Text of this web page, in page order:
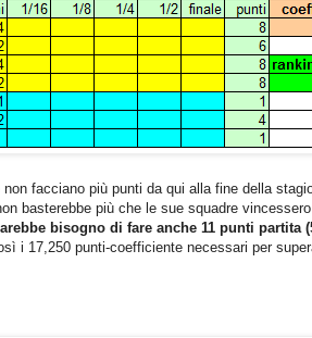
facciano più punti da qui alla fine della
basterebbe più che le sue squadre
bisogno di fare anche 11 punti partita
i 17,250 punti-coefficiente necessari per